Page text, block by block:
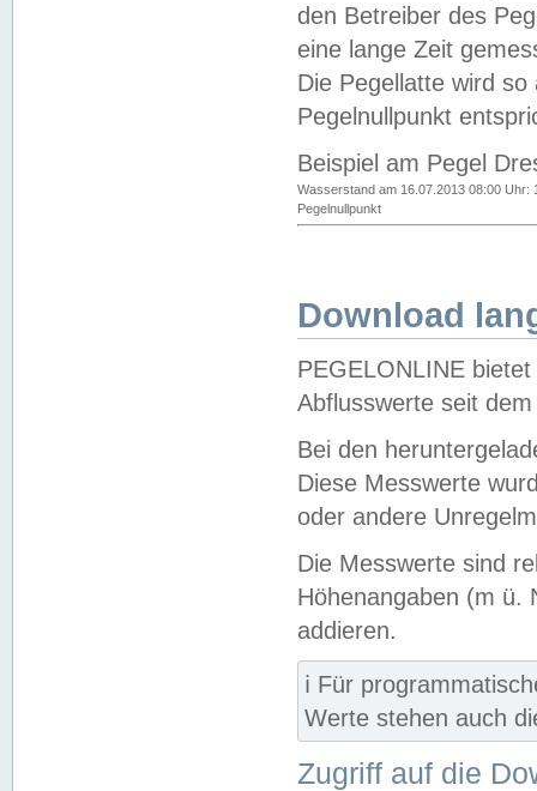
den Betreiber des
eine lange Zeit
Die Pegellatte wird
Pegelnullpunkt
Beispiel am Pegel
Wasserstand am 16.07.2013 08:00 Uhr:
Pegelnullpunkt
Download
PEGELONLINE
Abflusswerte seit
Bei den
Diese Messwerte
oder andere
Die Messwerte sind
Höhenangaben (m ü.
addieren.
ℹ️ Für
Werte stehen auch
Zugriff auf die